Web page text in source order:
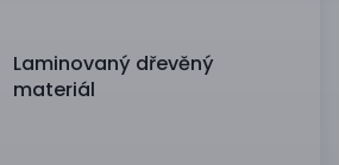
Laminovaný dřevěný
materiál